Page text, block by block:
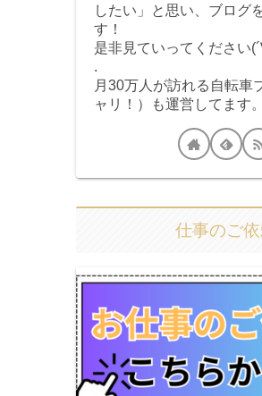
したい」と思い、ブログ
す！
是非見ていってください
.
月30万人が訪れる自転車
ャリ！）も運営してます。
仕事のご